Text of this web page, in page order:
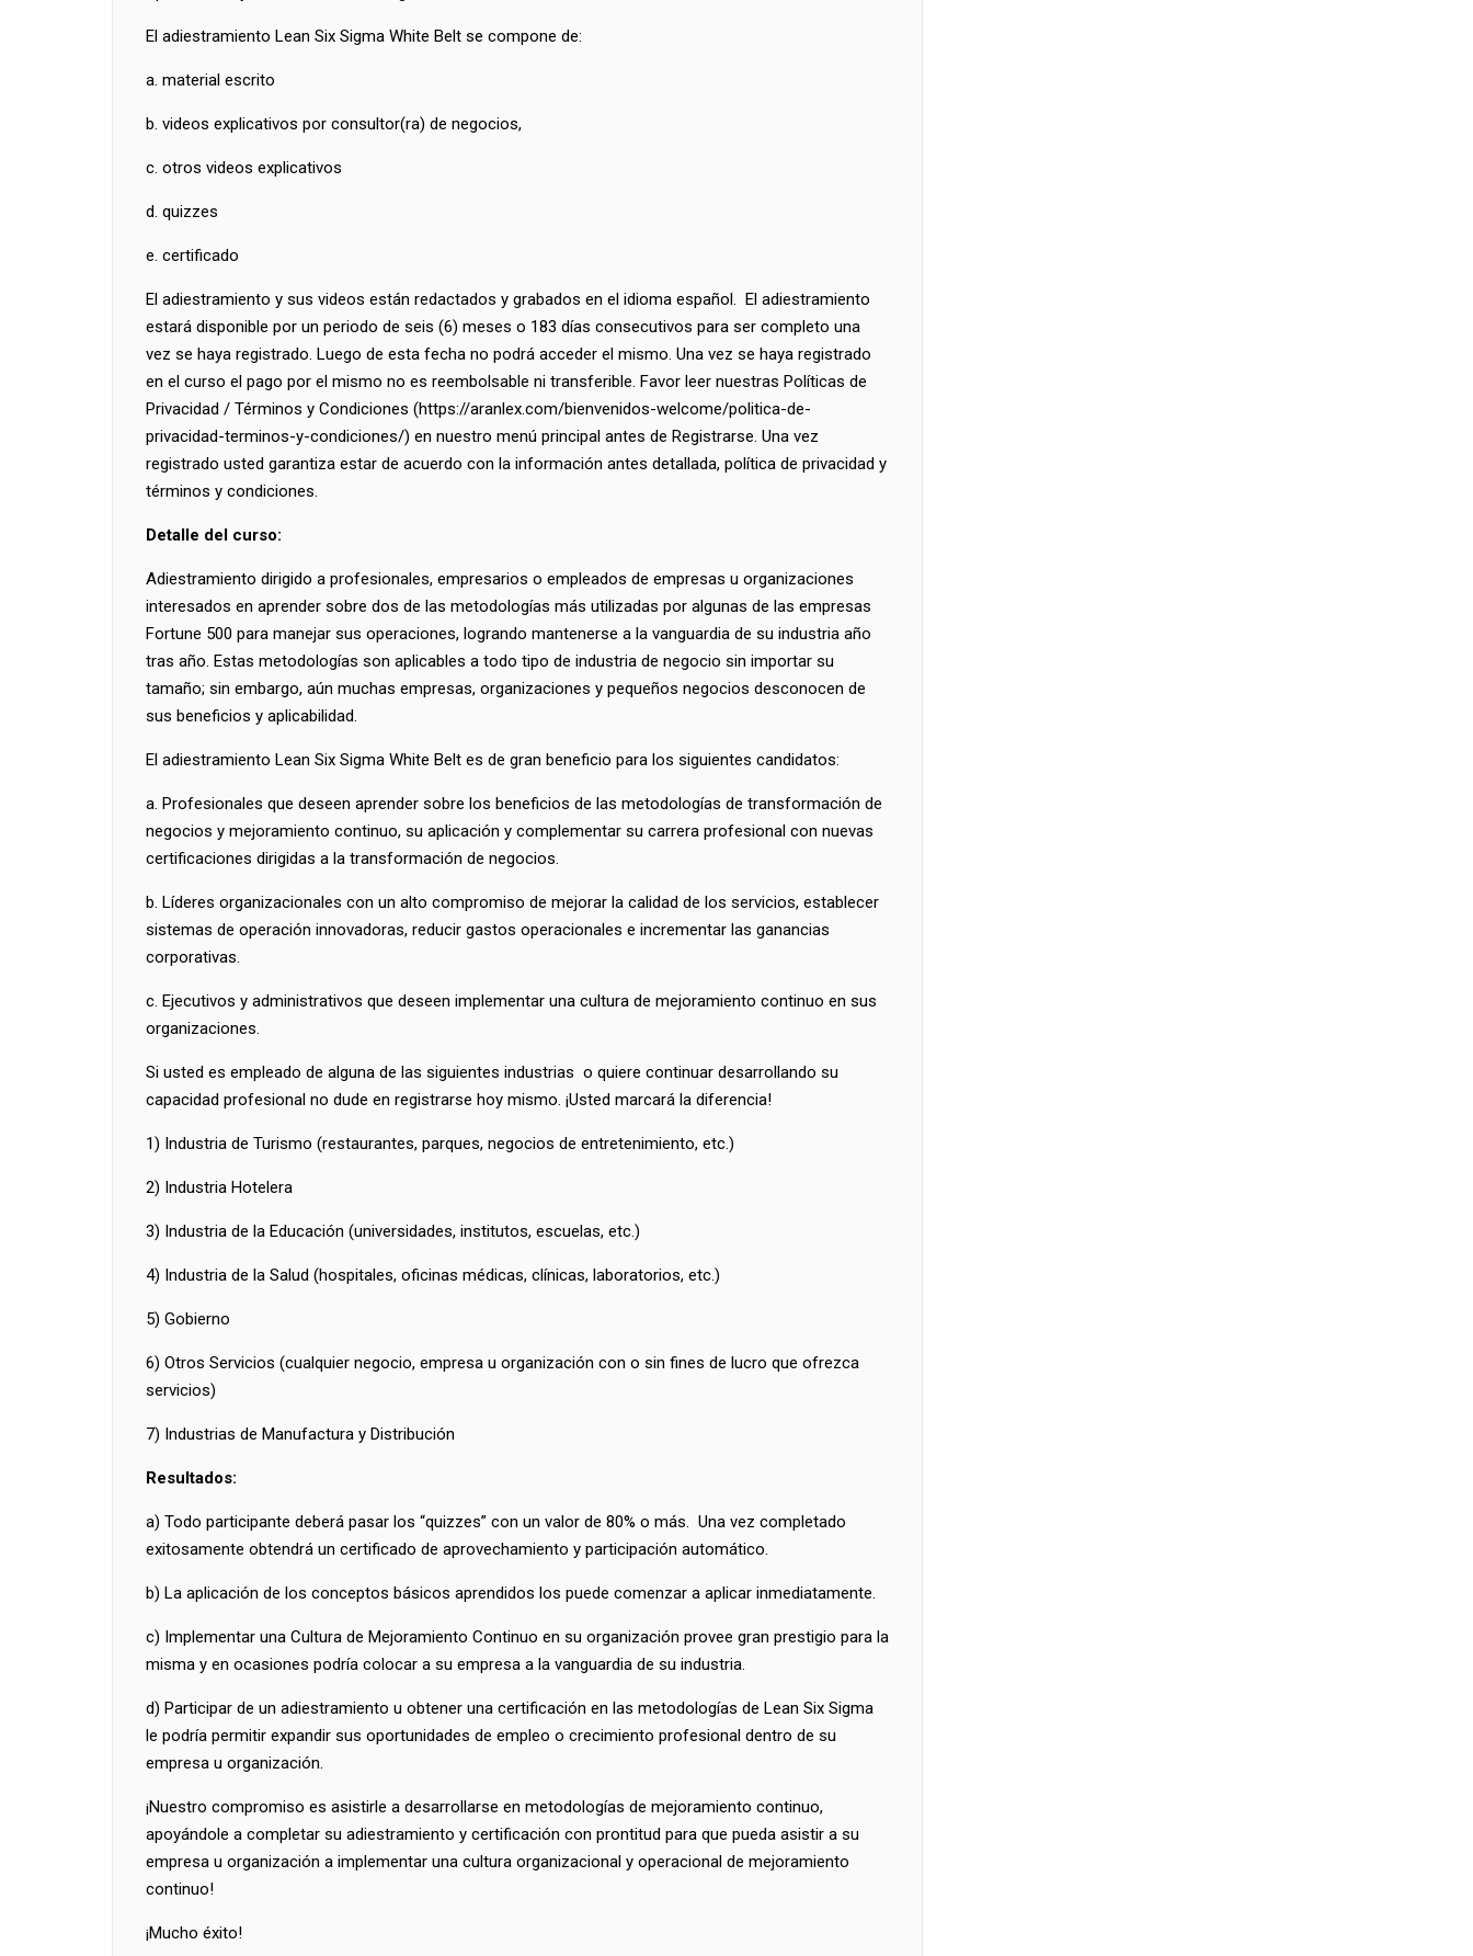
El adiestramiento Lean Six Sigma White Belt se compone de:
a. material escrito
b. videos explicativos por consultor(ra) de negocios,
c. otros videos explicativos
d. quizzes
e. certificado
El adiestramiento y sus videos están redactados y grabados en el idioma español. El adiestramiento
estará disponible por un periodo de seis (6) meses o 183 días consecutivos para ser completo una
vez se haya registrado. Luego de esta fecha no podrá acceder el mismo. Una vez se haya registrado
en el curso el pago por el mismo no es reembolsable ni transferible. Favor leer nuestras Políticas de
Privacidad / Términos y Condiciones (https://aranlex.com/bienvenidos-welcome/politica-de-
privacidad-terminos-y-condiciones/) en nuestro menú principal antes de Registrarse. Una vez
registrado usted garantiza estar de acuerdo con la información antes detallada, política de privacidad y
términos y condiciones.
Detalle del curso:
Adiestramiento dirigido a profesionales, empresarios o empleados de empresas u organizaciones
interesados en aprender sobre dos de las metodologías más utilizadas por algunas de las empresas
Fortune 500 para manejar sus operaciones, logrando mantenerse a la vanguardia de su industria año
tras año. Estas metodologías son aplicables a todo tipo de industria de negocio sin importar su
tamaño; sin embargo, aún muchas empresas, organizaciones y pequeños negocios desconocen de
sus beneficios y aplicabilidad.
El adiestramiento Lean Six Sigma White Belt es de gran beneficio para los siguientes candidatos:
a. Profesionales que deseen aprender sobre los beneficios de las metodologías de transformación de
negocios y mejoramiento continuo, su aplicación y complementar su carrera profesional con nuevas
certificaciones dirigidas a la transformación de negocios.
b. Líderes organizacionales con un alto compromiso de mejorar la calidad de los servicios, establecer
sistemas de operación innovadoras, reducir gastos operacionales e incrementar las ganancias
corporativas.
c. Ejecutivos y administrativos que deseen implementar una cultura de mejoramiento continuo en sus
organizaciones.
Si usted es empleado de alguna de las siguientes industrias o quiere continuar desarrollando su
capacidad profesional no dude en registrarse hoy mismo. ¡Usted marcará la diferencia!
1) Industria de Turismo (restaurantes, parques, negocios de entretenimiento, etc.)
2) Industria Hotelera
3) Industria de la Educación (universidades, institutos, escuelas, etc.)
4) Industria de la Salud (hospitales, oficinas médicas, clínicas, laboratorios, etc.)
5) Gobierno
6) Otros Servicios (cualquier negocio, empresa u organización con o sin fines de lucro que ofrezca
servicios)
7) Industrias de Manufactura y Distribución
Resultados:
a) Todo participante deberá pasar los “quizzes” con un valor de 80% o más. Una vez completado
exitosamente obtendrá un certificado de aprovechamiento y participación automático.
b) La aplicación de los conceptos básicos aprendidos los puede comenzar a aplicar inmediatamente.
c) Implementar una Cultura de Mejoramiento Continuo en su organización provee gran prestigio para la
misma y en ocasiones podría colocar a su empresa a la vanguardia de su industria.
d) Participar de un adiestramiento u obtener una certificación en las metodologías de Lean Six Sigma
le podría permitir expandir sus oportunidades de empleo o crecimiento profesional dentro de su
empresa u organización.
¡Nuestro compromiso es asistirle a desarrollarse en metodologías de mejoramiento continuo,
apoyándole a completar su adiestramiento y certificación con prontitud para que pueda asistir a su
empresa u organización a implementar una cultura organizacional y operacional de mejoramiento
continuo!
¡Mucho éxito!